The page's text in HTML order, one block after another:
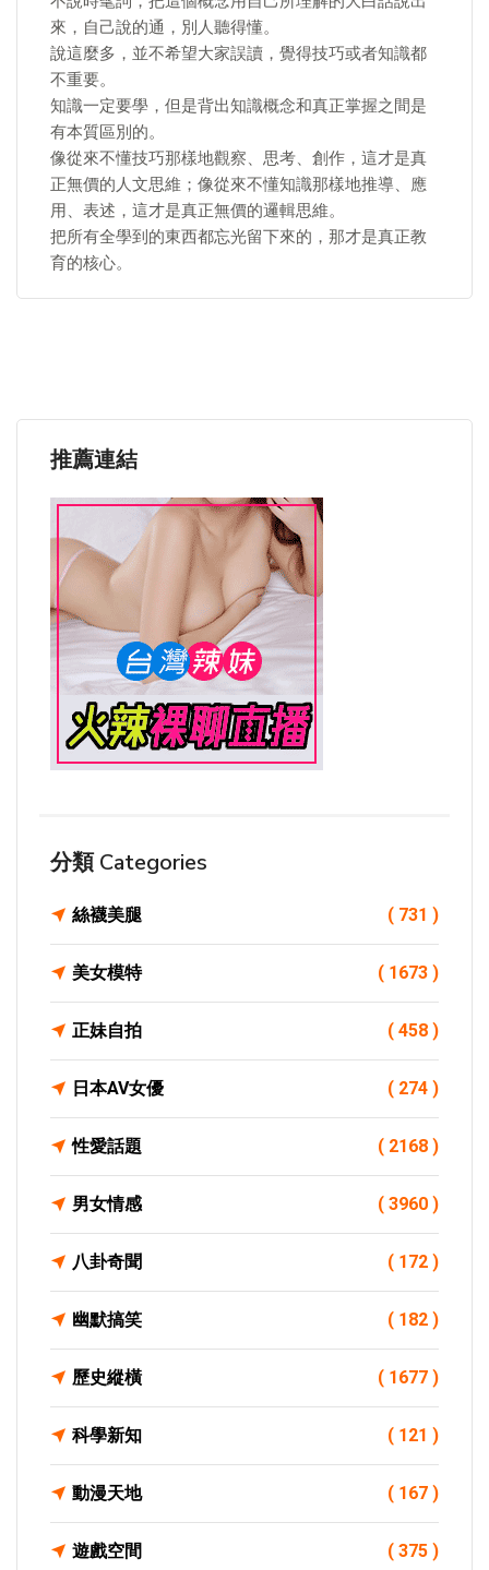
來，自己說的通，別人聽得懂。
說這麼多，並不希望大家誤讀，覺得技巧或者知識都
不重要。
知識一定要學，但是背出知識概念和真正掌握之間是
有本質區別的。
像從來不懂技巧那樣地觀察、思考、創作，這才是真
正無價的人文思維；像從來不懂知識那樣地推導、應
用、表述，這才是真正無價的邏輯思維。
把所有全學到的東西都忘光留下來的，那才是真正教
育的核心。
推薦連結
分類 Categories
絲襪美腿 ( 731 )
美女模特 ( 1673 )
正妹自拍 ( 458 )
日本AV女優 ( 274 )
性愛話題 ( 2168 )
男女情感 ( 3960 )
八卦奇聞 ( 172 )
幽默搞笑 ( 182 )
歷史縱橫 ( 1677 )
科學新知 ( 121 )
動漫天地 ( 167 )
遊戲空間 ( 375 )